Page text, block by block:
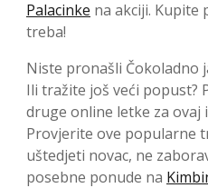
Palacinke na akciji. Kupite
treba!
Niste pronašli Čokoladno
Ili tražite još veći popust?
druge online letke za ovaj
Provjerite ove popularne
uštedjeti novac, ne
posebne ponude na